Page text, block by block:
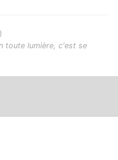
toute lumière, c'est se